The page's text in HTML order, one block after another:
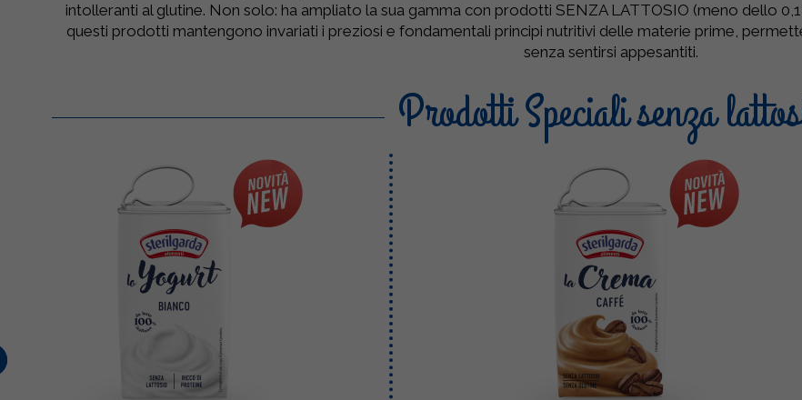
intolleranti al glutine. Non solo: ha ampliato la sua gamma con prodotti SENZA LATTOSIO (meno dello
questi prodotti mantengono invariati i preziosi e fondamentali principi nutritivi delle materie prime,
senza sentirsi appesantiti.
Prodotti Speciali senza